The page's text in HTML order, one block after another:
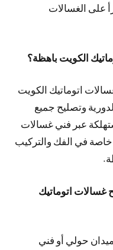
على الغسالات
الكويت باهظة؟
اتوماتيك الكويت
وتصليح جميع
عبر فني غسالات
في الفك والتركيب
غسالات اتوماتيك
حولي أو فني